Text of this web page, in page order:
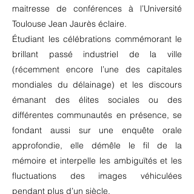
maitresse de conférences à l’Université
Toulouse Jean Jaurès éclaire.
Étudiant les célébrations commémorant le
brillant passé industriel de la ville
(récemment encore l’une des capitales
mondiales du délainage) et les discours
émanant des élites sociales ou des
différentes communautés en présence, se
fondant aussi sur une enquête orale
approfondie, elle démêle le fil de la
mémoire et interpelle les ambiguïtés et les
fluctuations des images véhiculées
pendant plus d’un siècle.